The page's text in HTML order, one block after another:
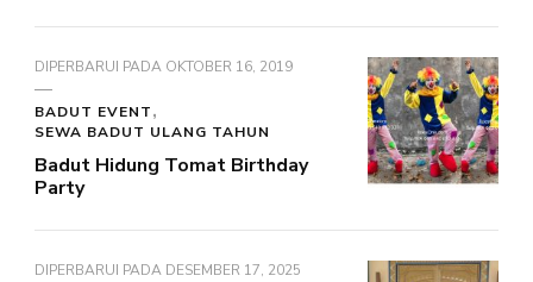
DIPERBARUI PADA OKTOBER 16, 2019
BADUT EVENT
SEWA BADUT ULANG TAHUN
Badut Hidung Tomat Birthday
Party
DIPERBARUI PADA DESEMBER 17, 2025